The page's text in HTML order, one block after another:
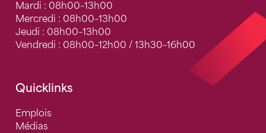
Mardi : 08h00–13h00
Mercredi : 08h00–13h00
Jeudi : 08h00–13h00
Vendredi : 08h00–12h00 / 13h30–16h00
Quicklinks
Emplois
Médias